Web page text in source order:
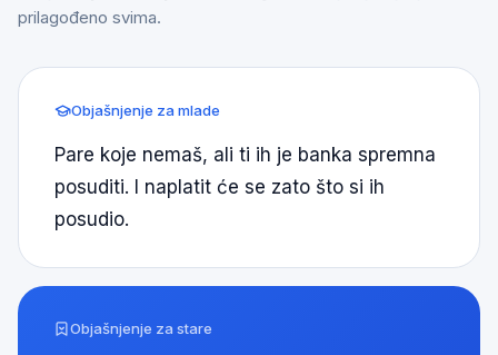
prilagođeno svima.
Objašnjenje za mlade
Pare koje nemaš, ali ti ih je banka spremna
posuditi. I naplatit će se zato što si ih
posudio.
Objašnjenje za stare